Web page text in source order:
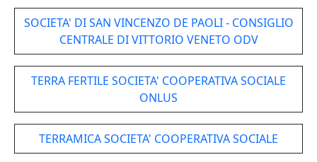
SOCIETA' DI SAN VINCENZO DE PAOLI - CONSIGLIO
CENTRALE DI VITTORIO VENETO ODV
TERRA FERTILE SOCIETA' COOPERATIVA SOCIALE
ONLUS
TERRAMICA SOCIETA' COOPERATIVA SOCIALE